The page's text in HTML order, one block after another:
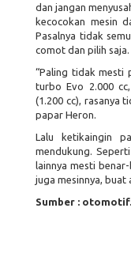
dan jangan
kecocokan mesin
Pasalnya tidak
comot dan pilih saja.
“Paling tidak mesti
turbo Evo 2.000
(1.200 cc), rasanya
papar Heron.
Lalu ketikaingin
mendukung.
lainnya mesti
juga mesinnya, buat
Sumber :